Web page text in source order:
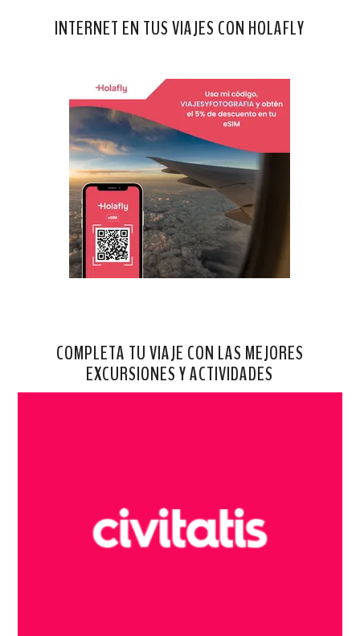
INTERNET EN TUS VIAJES CON HOLAFLY
COMPLETA TU VIAJE CON LAS MEJORES
EXCURSIONES Y ACTIVIDADES